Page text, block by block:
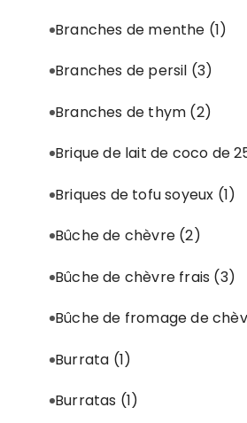
Branches de menthe (1)
Branches de persil (3)
Branches de thym (2)
Brique de lait de coco de
Briques de tofu soyeux (1)
Bûche de chèvre (2)
Bûche de chèvre frais (3)
Bûche de fromage de
Burrata (1)
Burratas (1)